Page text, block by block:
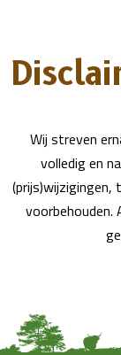
Wij streven
volledig en
voorbehouden.